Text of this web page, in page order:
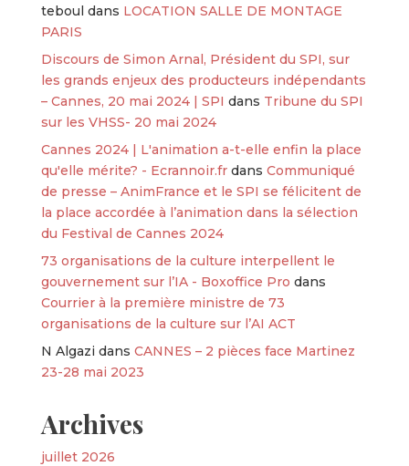
teboul dans LOCATION SALLE DE MONTAGE
PARIS
Discours de Simon Arnal, Président du SPI, sur
les grands enjeux des producteurs indépendants
– Cannes, 20 mai 2024 | SPI dans Tribune du SPI
sur les VHSS- 20 mai 2024
Cannes 2024 | L'animation a-t-elle enfin la place
qu'elle mérite? - Ecrannoir.frdans Communiqué
de presse – AnimFrance et le SPI se félicitent de
la place accordée à l’animation dans la sélection
du Festival de Cannes 2024
73 organisations de la culture interpellent le
gouvernement sur l’IA - Boxoffice Pro dans
Courrier à la première ministre de 73
organisations de la culture sur l’AI ACT
N Algazi dans CANNES – 2 pièces face Martinez
23-28 mai 2023
Archives
juillet 2026